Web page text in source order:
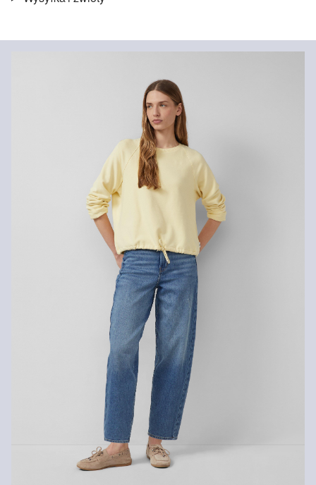
Material: mieszanka bawełniana
Nie wybielać/nie chlorować
Nie suszyć w suszarce bębnowej
Pranie delikatne 30°C
Prasować w niskiej temperaturze
Nie czyścić chemicznie
Czas dostawy jest wyświetlany podczas procesu zamówienia (kroki
Koszt wysyłki wynosi 15 zł (opłata ryczałtowa).
Zwrot produktów możliwy jest w ciągu 14 dni.